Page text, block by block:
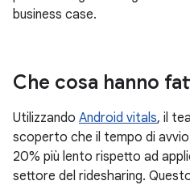
business case.
Che cosa hanno
Utilizzando Android vitals, il
scoperto che il tempo di
20% più lento rispetto ad
settore del ridesharing.